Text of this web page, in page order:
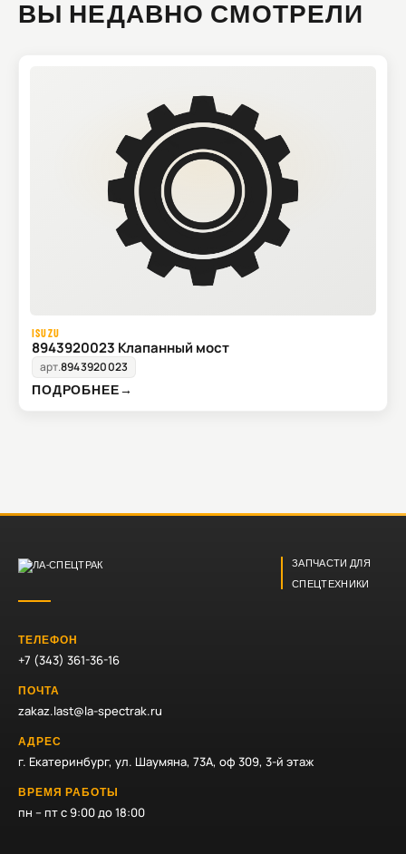
ВЫ НЕДАВНО СМОТРЕЛИ
ISUZU
8943920023 Клапанный мост
арт.8943920023
ПОДРОБНЕЕ→
ЗАПЧАСТИ ДЛЯ
СПЕЦТЕХНИКИ
ТЕЛЕФОН
+7 (343) 361-36-16
ПОЧТА
zakaz.last@la-spectrak.ru
АДРЕС
г. Екатеринбург, ул. Шаумяна, 73А, оф 309, 3-й этаж
ВРЕМЯ РАБОТЫ
пн – пт с 9:00 до 18:00